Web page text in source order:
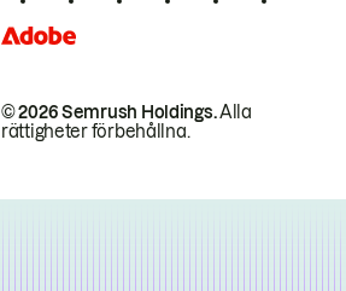
© 2026 Semrush Holdings.Alla
rättigheter förbehållna.